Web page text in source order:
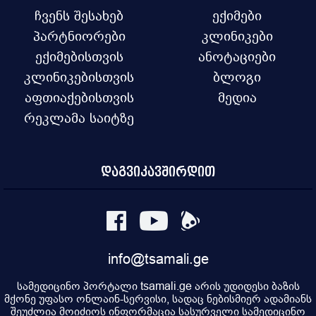
ჩვენს შესახებ
პარტნიორები
ექიმებისთვის
კლინიკებისთვის
აფთიაქებისთვის
რეკლამა საიტზე
ექიმები
კლინიკები
ანოტაციები
ბლოგი
მედია
დაგვიკავშირდით
info@tsamali.ge
სამედიცინო პორტალი tsamali.ge არის უდიდესი ბაზის
მქონე უფასო ონლაინ-სერვისი, სადაც ნებისმიერ ადამიანს
შეუძლია მოიძიოს ინფორმაცია სასურველი სამედიცინო